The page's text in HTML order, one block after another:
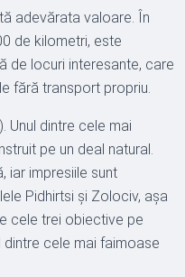
adevărata valoare. În
de kilometri, este
de locuri interesante, care
fără transport propriu.
Unul dintre cele mai
pe un deal natural.
iar impresiile sunt
Pidhirtsi și Zolociv, așa
cele trei obiective pe
dintre cele mai faimoase